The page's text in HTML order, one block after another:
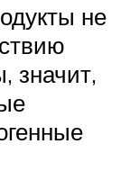
не
значит,